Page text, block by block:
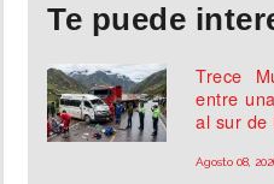
Te puede
Trece
entre
al sur de
Agosto 08,